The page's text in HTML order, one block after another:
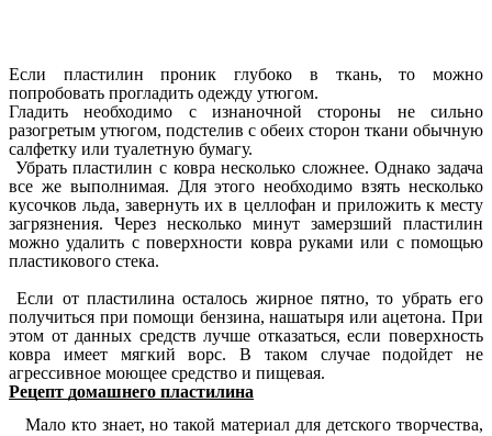
Если пластилин проник глубоко в ткань, то можно
попробовать прогладить одежду утюгом.
Гладить необходимо с изнаночной стороны не сильно
разогретым утюгом, подстелив с обеих сторон ткани обычную
салфетку или туалетную бумагу.
Убрать пластилин с ковра несколько сложнее. Однако задача
все же выполнимая. Для этого необходимо взять несколько
кусочков льда, завернуть их в целлофан и приложить к месту
загрязнения. Через несколько минут замерзший пластилин
можно удалить с поверхности ковра руками или с помощью
пластикового стека.
Если от пластилина осталось жирное пятно, то убрать его
получиться при помощи бензина, нашатыря или ацетона. При
этом от данных средств лучше отказаться, если поверхность
ковра имеет мягкий ворс. В таком случае подойдет не
агрессивное моющее средство и пищевая.
Рецепт домашнего пластилина
Мало кто знает, но такой материал для детского творчества,